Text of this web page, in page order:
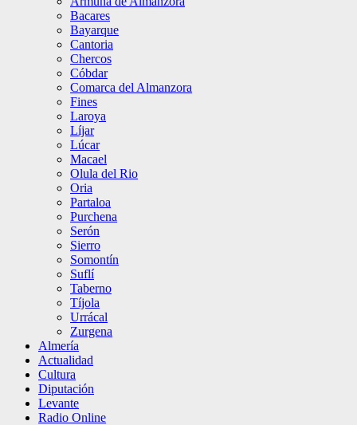
Bacares
Bayarque
Cantoria
Chercos
Cóbdar
Comarca del Almanzora
Fines
Laroya
Líjar
Lúcar
Macael
Olula del Rio
Oria
Partaloa
Purchena
Serón
Sierro
Somontín
Suflí
Taberno
Tíjola
Urrácal
Zurgena
Almería
Actualidad
Cultura
Diputación
Levante
Radio Online